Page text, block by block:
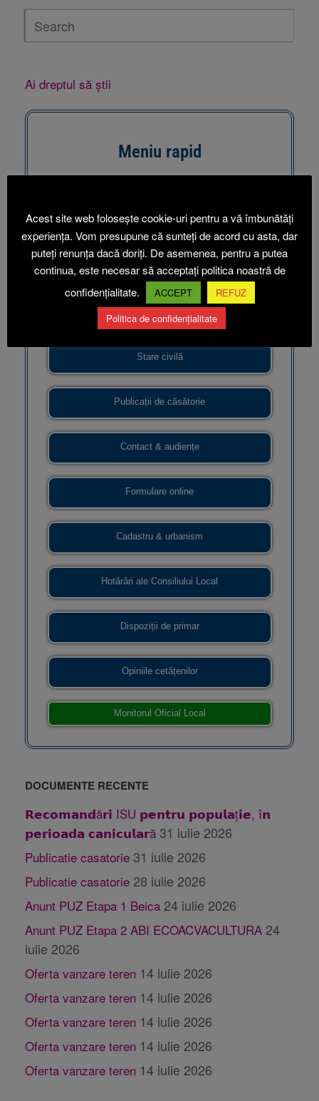
Ai dreptul să știi
Meniu rapid
↓↓↓↓↓↓
Vânzare de terenuri
Somații publice
Stare civilă
Publicații de căsătorie
Contact & audiențe
Formulare online
Cadastru & urbanism
Hotărâri ale Consiliului Local
Dispoziții de primar
Opiniile cetățenilor
Monitorul Oficial Local
DOCUMENTE RECENTE
𝗥𝗲𝗰𝗼𝗺𝗮𝗻𝗱ă𝗿𝗶 ISU 𝗽𝗲𝗻𝘁𝗿𝘂 𝗽𝗼𝗽𝘂𝗹𝗮ț𝗶𝗲, î𝗻
𝗽𝗲𝗿𝗶𝗼𝗮𝗱𝗮 𝗰𝗮𝗻𝗶𝗰𝘂𝗹𝗮𝗿ă 31 iulie 2026
Publicatie casatorie 31 iulie 2026
Publicatie casatorie 28 iulie 2026
Anunt PUZ Etapa 1 Beica 24 iulie 2026
Anunt PUZ Etapa 2 ABI ECOACVACULTURA 24
iulie 2026
Oferta vanzare teren 14 iulie 2026
Oferta vanzare teren 14 iulie 2026
Oferta vanzare teren 14 iulie 2026
Oferta vanzare teren 14 iulie 2026
Oferta vanzare teren 14 iulie 2026
Acest site web folosește cookie-uri pentru a vă îmbunătăți
experiența. Vom presupune că sunteți de acord cu asta, dar
puteți renunța dacă doriți. De asemenea, pentru a putea
continua, este necesar să acceptați politica noastră de
confidențialitate.
ACCEPT
REFUZ
Politica de confidențialitate